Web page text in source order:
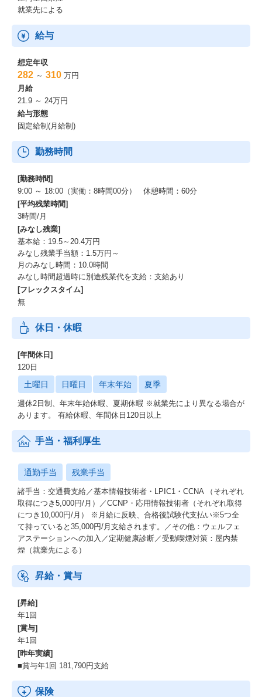
就業先による
給与
想定年収
282 ～ 310 万円
月給
21.9 ～ 24万円
給与形態
固定給制(月給制)
勤務時間
[勤務時間]
9:00 ～ 18:00（実働：8時間00分） 休憩時間：60分
[平均残業時間]
3時間/月
[みなし残業]
基本給：19.5～20.4万円
みなし残業手当額：1.5万円～
月のみなし時間：10.0時間
みなし時間超過時に別途残業代を支給：支給あり
[フレックスタイム]
無
休日・休暇
[年間休日]
120日
土曜日 日曜日 年末年始 夏季
週休2日制、年末年始休暇、夏期休暇 ※就業先により異なる場合が
あります。 有給休暇、年間休日120日以上
手当・福利厚生
通勤手当 残業手当
諸手当：交通費支給／基本情報技術者・LPIC1・CCNA （それぞれ
取得につき5,000円/月）／CCNP・応用情報技術者（それぞれ取得
につき10,000円/月） ※月給に反映、合格後試験代支払い※5つ全
て持っていると35,000円/月支給されます。／その他：ウェルフェ
アステーションへの加入／定期健康診断／受動喫煙対策：屋内禁
煙（就業先による）
昇給・賞与
[昇給]
年1回
[賞与]
年1回
[昨年実績]
■賞与年1回 181,790円支給
保険